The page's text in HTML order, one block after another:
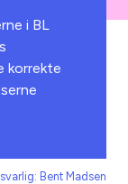
i BL
korrekte
Bent Madsen